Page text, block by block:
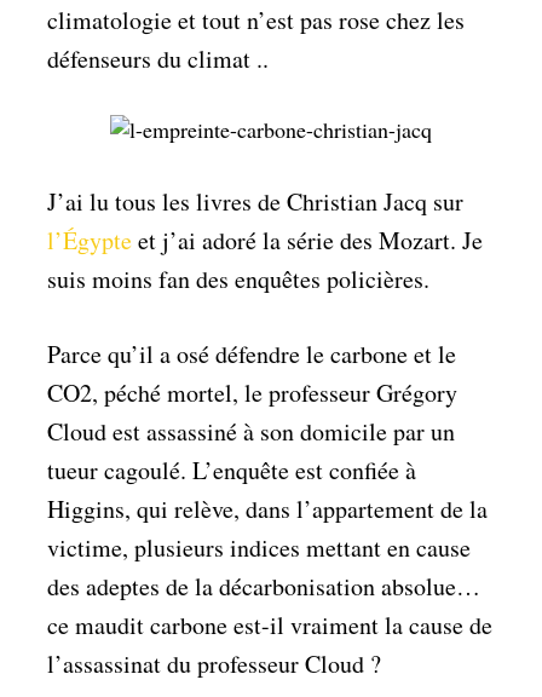
climatologie et tout n’est pas rose chez les
défenseurs du climat ..
J’ai lu tous les livres de Christian Jacq sur
l’Égypteet j’ai adoré la série des Mozart. Je
suis moins fan des enquêtes policières.
Parce qu’il a osé défendre le carbone et le
CO2, péché mortel, le professeur Grégory
Cloud est assassiné à son domicile par un
tueur cagoulé. L’enquête est confiée à
Higgins, qui relève, dans l’appartement de la
victime, plusieurs indices mettant en cause
des adeptes de la décarbonisation absolue…
ce maudit carbone est-il vraiment la cause de
l’assassinat du professeur Cloud ?